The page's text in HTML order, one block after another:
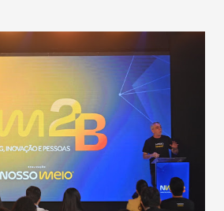
cuidados com os ambientes
“Nós não estamos vivendo uma
temos em todos os anos, com
dengue, influenza ou H1N1. Trata-se
um vírus diferente, com um poder de
outros coronavírus”, apontou o
é uma epidemia com chance de
gerar um grande risco à